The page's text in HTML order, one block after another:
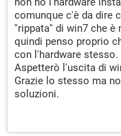
comunque c'è da dire
''rippata'' di win7 che
quindi penso proprio
con l'hardware stesso.
Aspetterò l'uscita di
Grazie lo stesso ma
soluzioni.